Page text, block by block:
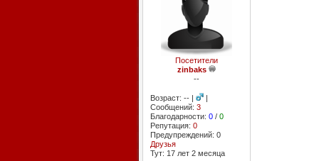
Посетители
zinbaks
--
Возраст: -- |
|
Сообщений: 3
Благодарности: 0/ 0
Репутация: 0
Предупреждений: 0
Друзья
Тут: 17 лет 2 месяцa